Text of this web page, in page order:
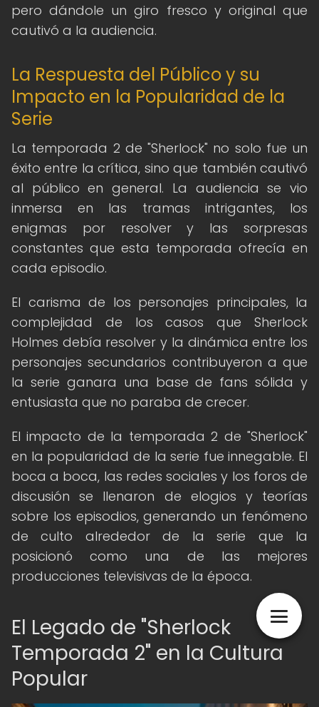
pero dándole un giro fresco y original que
cautivó a la audiencia.
La Respuesta del Público y su
Impacto en la Popularidad de la
Serie
La temporada 2 de "Sherlock" no solo fue un
éxito entre la crítica, sino que también cautivó
al público en general. La audiencia se vio
inmersa en las tramas intrigantes, los
enigmas por resolver y las sorpresas
constantes que esta temporada ofrecía en
cada episodio.
El carisma de los personajes principales, la
complejidad de los casos que Sherlock
Holmes debía resolver y la dinámica entre los
personajes secundarios contribuyeron a que
la serie ganara una base de fans sólida y
entusiasta que no paraba de crecer.
El impacto de la temporada 2 de "Sherlock"
en la popularidad de la serie fue innegable. El
boca a boca, las redes sociales y los foros de
discusión se llenaron de elogios y teorías
sobre los episodios, generando un fenómeno
de culto alrededor de la serie que la
posicionó como una de las mejores
producciones televisivas de la época.
El Legado de "Sherlock
Temporada 2" en la Cultura
Popular